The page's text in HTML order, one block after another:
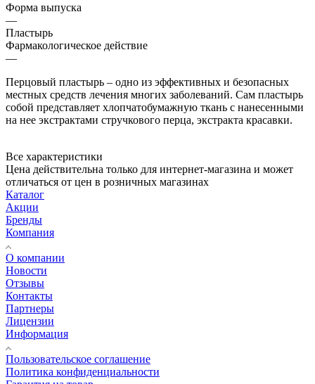
Форма выпуска
—
Пластырь
Фармакологическое действие
—
Перцовый пластырь – одно из эффективных и безопасных
местных средств лечения многих заболеваний. Сам пластырь
собой представляет хлопчатобумажную ткань с нанесенными
на нее экстрактами стручкового перца, экстракта красавки.
Все характеристики
Цена действительна только для интернет-магазина и может
отличаться от цен в розничных магазинах
Каталог
Акции
Бренды
Компания
О компании
Новости
Отзывы
Контакты
Партнеры
Лицензии
Информация
Пользовательское соглашение
Политика конфиденциальности